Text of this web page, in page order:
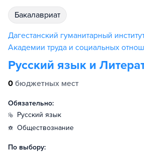
бакалавриат
Дагестанский гуманитарный
Академии труда и социальных
Русский язык и
0 бюджетных мест
Обязательно:
русский язык
обществознание
По выбору: